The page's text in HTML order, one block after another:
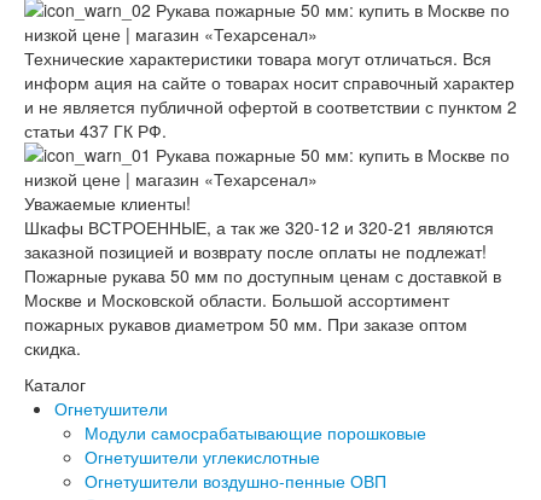
Технические характеристики товара могут отличаться. Вся
информ ация на сайте о товарах носит справочный характер
и не является публичной офертой в соответствии с пунктом 2
статьи 437 ГК РФ.
Уважаемые клиенты!
Шкафы ВСТРОЕННЫЕ, а так же 320-12 и 320-21 являются
заказной позицией и возврату после оплаты не подлежат!
Пожарные рукава 50 мм по доступным ценам с доставкой в
Москве и Московской области. Большой ассортимент
пожарных рукавов диаметром 50 мм. При заказе оптом
скидка.
Каталог
Огнетушители
Модули самосрабатывающие порошковые
Огнетушители углекислотные
Огнетушители воздушно-пенные ОВП